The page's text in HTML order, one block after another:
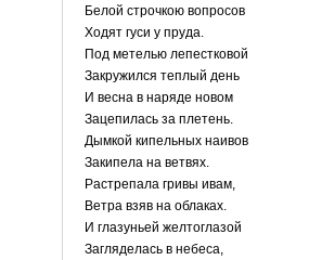
Белой строчкою вопросов
Ходят гуси у пруда.
Под метелью лепестковой
Закружился теплый день
И весна в наряде новом
Зацепилась за плетень.
Дымкой кипельных наивов
Закипела на ветвях.
Растрепала гривы ивам,
Ветра взяв на облаках.
И глазуньей желтоглазой
Загляделась в небеса,